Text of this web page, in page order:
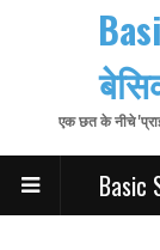
एक छत के नीचे
Basic